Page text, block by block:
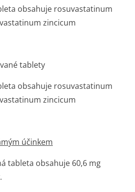
obsahuje rosuvastatinum
zincicum
tablety
obsahuje rosuvastatinum
zincicum
účinkem
tableta obsahuje 60,6 mg